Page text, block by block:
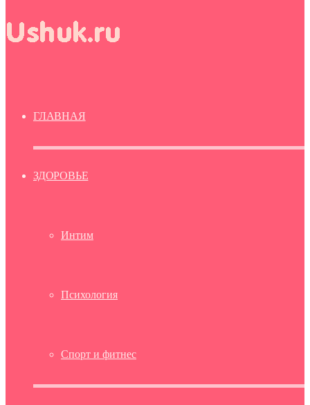
ГЛАВНАЯ
ЗДОРОВЬЕ
Интим
Психология
Спорт и фитнес